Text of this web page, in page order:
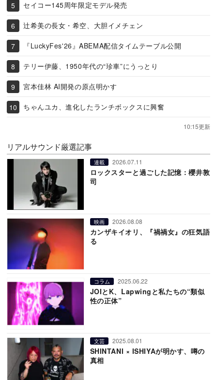
セイコー145周年限定モデル発売
辻希美の長女・希空、大胆イメチェン
『LuckyFes'26』ABEMA配信タイムテーブル公開
テリー伊藤、1950年代の“珍車”にうっとり
宮本佳林 AI開発の原点明かす
ちゃんユカ、進化したランチボックスに興奮
10:15更新
リアルサウンド厳選記事
連載 2026.07.11
ロックスターと過ごした記憶：櫻井敦
司
映画 2026.08.08
カンザキイオリ、『禍禍女』の狂気語
る
コラム 2025.06.22
JOIとK、Lapwingと私たちの“類似
性の正体”
文芸 2025.08.01
SHINTANI × ISHIYAが明かす、噂の
真相